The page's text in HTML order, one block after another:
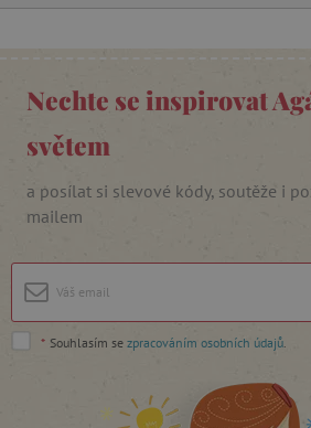
Nechte se inspirovat
světem
a posílat si slevové kódy, soutěže i
mailem
* Souhlasím se zpracováním osobních údajů
Analytické cookies
základní funkce webových
přihlášení uživatele a správa účtu.
cookie správně používat.
Název